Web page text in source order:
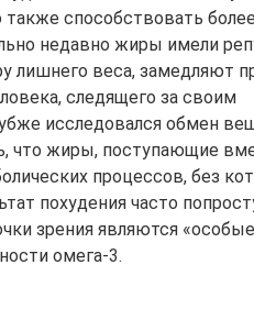
способствовать более
недавно жиры имели
лишнего веса, замедляют
следящего за своим
исследовался обмен
что жиры, поступающие
процессов, без
похудения часто
зрения являются
омега-3.